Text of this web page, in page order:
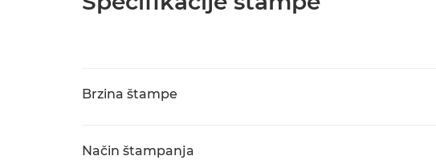
Brzina štampe
Način štampanja